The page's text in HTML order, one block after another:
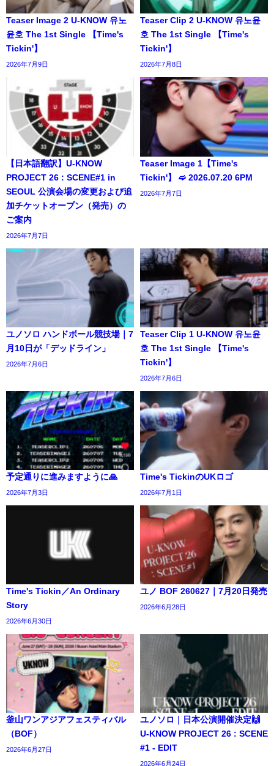
Teaser Image 2 U-KNOW 유노
윤호 The 1st Single 【Time's
Tickin'】
2026年7月9日
Teaser Clip 2 U-KNOW 유노윤
호 The 1st Single 【Time's
Tickin'】
2026年7月8日
【日本語翻訳】U-KNOW
PROJECT 26 : SCENE#1 in
SEOUL 公演会場の変更および追
加チケットオープン（発売）の
ご案内
2026年7月7日
Teaser Image 1【Time's
Tickin'】 ➫ 2026.07.20 6PM
2026年7月7日
ユノソロ ハンドボール競技場｜7
月10日が「デッドライン」
2026年7月6日
Teaser Clip 1 U-KNOW 유노윤
호 The 1st Single 【Time's
Tickin'】
2026年7月6日
予定通りに進みますように🙏
2026年7月3日
Time's TickinのUKロゴ
2026年7月1日
Time's Tickin／An Ordinary
Story
2026年6月30日
ユノ BOF 260627｜7月20日発売
2026年6月28日
釜山ワンアジアフェスティバル
（BOF）
2026年6月27日
ユノソロ｜日本公演開催決定🙌
U-KNOW PROJECT 26 : SCENE
#1 - EDIT
2026年6月24日